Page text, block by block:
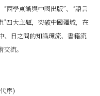
西學東漸與中國出版”、“語言
”四大主題，突破中國疆域，在
、日之間的知識環流、書籍流
流。
序)